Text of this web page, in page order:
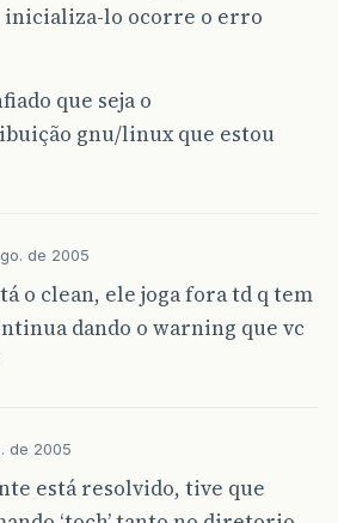
inicializa-lo ocorre o erro
que seja o
gnu/linux que estou
de 2005
o clean, ele joga fora td q tem
dando o warning que vc
de 2005
está resolvido, tive que